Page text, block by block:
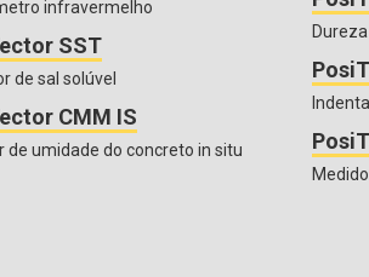
infravermelho
SST
de sal solúvel
CMM IS
de umidade do concreto in situ